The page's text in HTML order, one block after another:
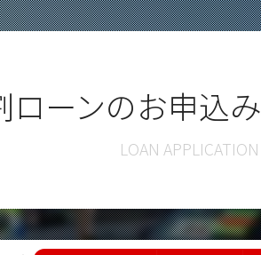
ローンのお申込み